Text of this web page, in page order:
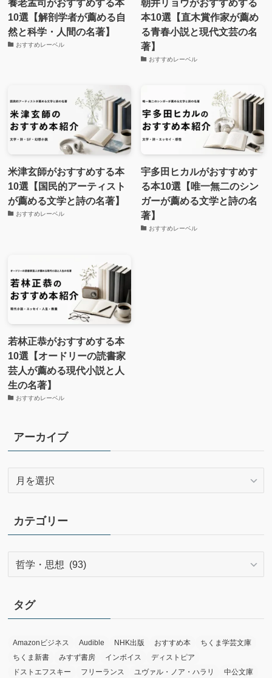
養老孟司がおすすめする本
10選【解剖学者が薦める自
然と科学・人間の名著】
おすすめレーベル
朝井リョウがおすすめする
本10選【直木賞作家が薦め
る青春小説と現代文芸の名
著】
おすすめレーベル
米津玄師がおすすめする本
10選【国民的アーティスト
が薦める文学と詩の名著】
おすすめレーベル
宇多田ヒカルがおすすめす
る本10選【唯一無二のシン
ガーが薦める文学と詩の名
著】
おすすめレーベル
若林正恭がおすすめする本
10選【オードリーの読書家
芸人が薦める現代小説と人
生の名著】
おすすめレーベル
アーカイブ
イ
ブ
カテゴリー
リ
ー
タグ
Amazonビジネス Audible NHK出版 おすすめ本
ちくま学芸文庫
ちくま新書
みすず書房 インボイス
ディストピア
ドストエフスキー
フリーランス ユヴァル・ノア・ハラリ 中公文庫